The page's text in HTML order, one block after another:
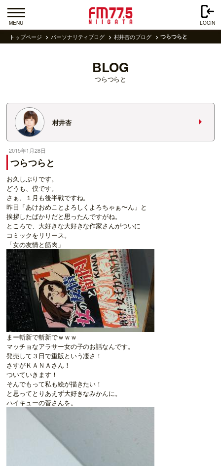
MENU LOGIN
トップページ パーソナリティブログ 村井杏のブログ つらつらと
BLOG
つらつらと
村井杏
2015年1月28日
つらつらと
お久しぶりです。
どうも、僕です。
さぁ、１月も後半戦ですね。
昨日「あけおめことよろしくよろちゃぁ〜ん」と
挨拶したばかりだと思ったんですがね。
ところで、大好きな大好きな作家さんがついに
コミックをリリース。
「女の友情と筋肉」
まー斬新で斬新でｗｗｗ
マッチョなアラサー女の子のお話なんです。
発売して３日で重版という凄さ！
さすがＫＡＮＡさん！
ついていきます！
そんでもって私も絵が描きたい！
と思ってとりあえず大好きなみかんに。
ハイキューの菅さんを。